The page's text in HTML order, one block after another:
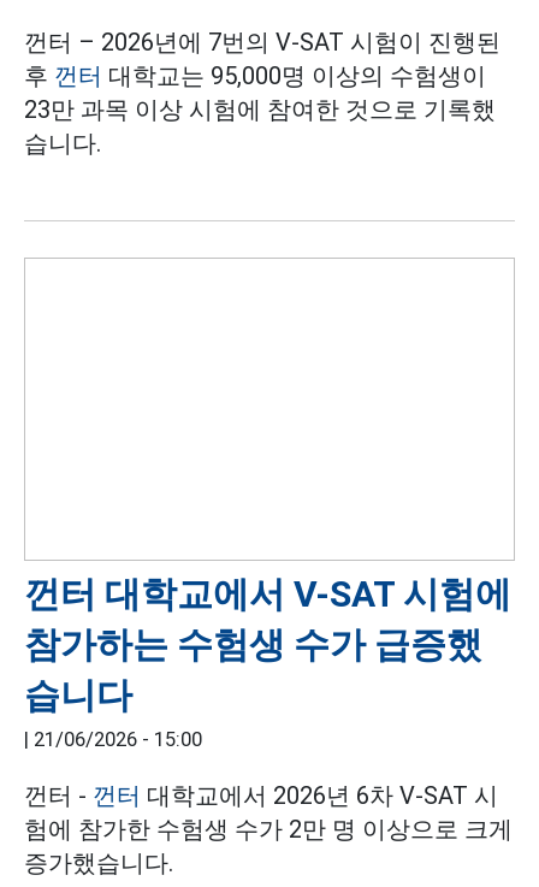
껀터 – 2026년에 7번의 V-SAT 시험이 진행된
후 껀터 대학교는 95,000명 이상의 수험생이
23만 과목 이상 시험에 참여한 것으로 기록했
습니다.
껀터 대학교에서 V-SAT 시험에
참가하는 수험생 수가 급증했
습니다
21/06/2026 - 15:00
껀터 - 껀터 대학교에서 2026년 6차 V-SAT 시
험에 참가한 수험생 수가 2만 명 이상으로 크게
증가했습니다.